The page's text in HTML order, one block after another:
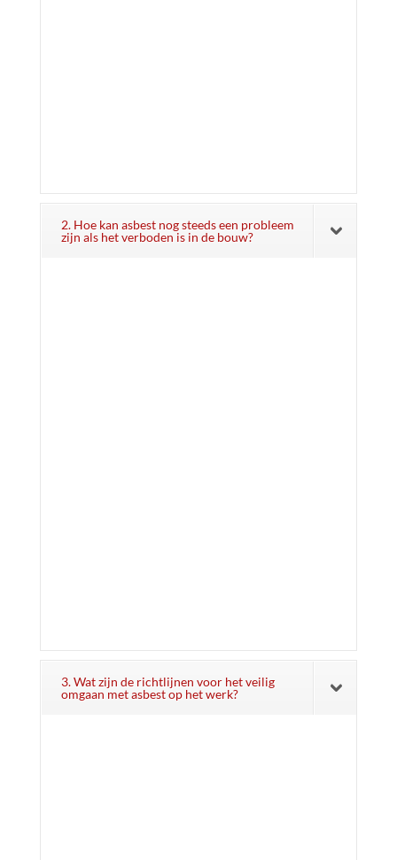
2. Hoe kan asbest nog steeds een probleem
zijn als het verboden is in de bouw?
3. Wat zijn de richtlijnen voor het veilig
omgaan met asbest op het werk?